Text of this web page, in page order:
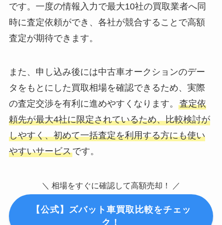
です。一度の情報入力で最大10社の買取業者へ同
時に査定依頼ができ、各社が競合することで高額
査定が期待できます。
また、申し込み後には中古車オークションのデー
タをもとにした買取相場を確認できるため、実際
の査定交渉を有利に進めやすくなります。 査定依
頼先が最大4社に限定されているため、比較検討が
しやすく、初めて一括査定を利用する方にも使い
やすいサービスです。
＼ 相場をすぐに確認して高額売却！ ／
【公式】ズバット車買取比較をチェッ
ク！